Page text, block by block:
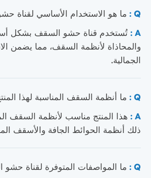
Q : ما هو الاستخدام الأساسي لقناة
A :
تُستخدم قناة حشو السقف بشكل
والمحاذاة لأنظمة السقف، مما يضمن
الجمالية.
Q : ما أنظمة السقف المناسبة لهذا
A :
هذا المنتج مناسب لأنظمة السقف
ذلك أنظمة الحوائط الجافة والأسقف
Q : ما المواصفات المتوفرة لقناة